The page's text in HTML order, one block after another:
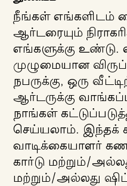
நீங்கள் எங்களிடம்
ஆர்டரையும்
எங்களுக்கு உண்டு.
முழுமையான
நபருக்கு, ஒரு
ஆர்டருக்கு
நாங்கள்
செய்யலாம். இந்தக்
வாடிக்கையாளர்
கார்டு மற்றும்/
மற்றும்/அல்லது